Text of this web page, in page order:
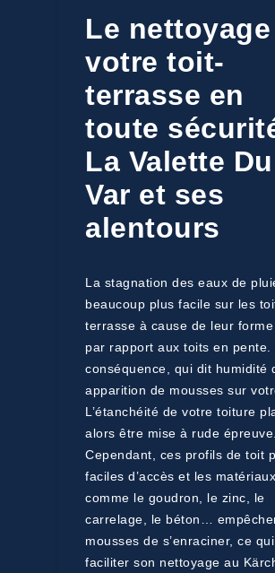
Le
votre toit-
terrasse en
toute
La Valette Du
Var et ses
alentours
La stagnation des eaux de
beaucoup plus facile sur les
terrasse à cause de leur
par rapport aux toits en pente.
conséquence, qui dit humidité
apparition de mousses sur
L’étanchéité de votre toiture
alors être mise à rude épreuve.
Cependant, ces profils de toit
faciles d’accès et les matériaux
comme le goudron, le zinc, le
carrelage, le béton…
mousses de s’enraciner, ce
faciliter son nettoyage au